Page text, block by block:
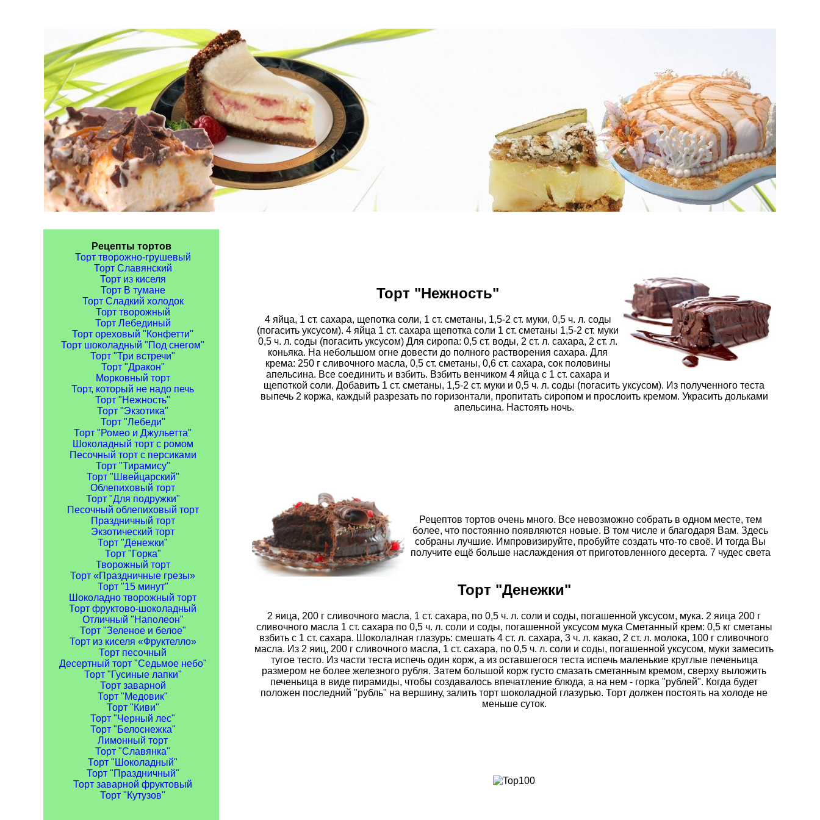
Рецепты тортов
Торт творожно-грушевый
Торт Славянский
Торт из киселя
Торт В тумане
Торт Сладкий холодок
Торт творожный
Торт Лебединый
Торт ореховый "Конфетти"
Торт шоколадный "Под снегом"
Торт "Три встречи"
Торт "Дракон"
Морковный торт
Торт, который не надо печь
Торт "Нежность"
Торт "Экзотика"
Торт "Лебеди"
Торт "Ромео и Джульетта"
Шоколадный торт с ромом
Песочный торт с персиками
Торт "Тирамису"
Торт "Швейцарский"
Облепиховый торт
Торт "Для подружки"
Песочный облепиховый торт
Праздничный торт
Экзотический торт
Торт "Денежки"
Торт "Горка"
Творожный торт
Торт «Праздничные грезы»
Торт "15 минут"
Шоколадно творожный торт
Торт фруктово-шоколадный
Отличный "Наполеон"
Торт "Зеленое и белое"
Торт из киселя «Фруктелло»
Торт песочный
Десертный торт "Седьмое небо"
Торт "Гусиные лапки"
Торт заварной
Торт "Медовик"
Торт "Киви"
Торт "Черный лес"
Торт "Белоснежка"
Лимонный торт
Торт "Славянка"
Торт "Шоколадный"
Торт "Праздничный"
Торт заварной фруктовый
Торт "Кутузов"
Торт "Нежность"
4 яйца, 1 ст. сахара, щепотка соли, 1 ст. сметаны, 1,5-2 ст. муки, 0,5 ч. л. соды
(погасить уксусом). 4 яйца 1 ст. сахара щепотка соли 1 ст. сметаны 1,5-2 ст. муки
0,5 ч. л. соды (погасить уксусом) Для сиропа: 0,5 ст. воды, 2 ст. л. сахара, 2 ст. л.
коньяка. На небольшом огне довести до полного растворения сахара. Для
крема: 250 г сливочного масла, 0,5 ст. сметаны, 0,6 ст. сахара, сок половины
апельсина. Все соединить и взбить. Взбить венчиком 4 яйца с 1 ст. сахара и
щепоткой соли. Добавить 1 ст. сметаны, 1,5-2 ст. муки и 0,5 ч. л. соды (погасить уксусом). Из полученного теста
выпечь 2 коржа, каждый разрезать по горизонтали, пропитать сиропом и прослоить кремом. Украсить дольками
апельсина. Настоять ночь.
Рецептов тортов очень много. Все невозможно собрать в одном месте, тем
более, что постоянно появляются новые. В том числе и благодаря Вам. Здесь
собраны лучшие. Импровизируйте, пробуйте создать что-то своё. И тогда Вы
получите ещё больше наслаждения от приготовленного десерта. 7 чудес света
Торт "Денежки"
2 яица, 200 г сливочного масла, 1 ст. сахара, по 0,5 ч. л. соли и соды, погашенной уксусом, мука. 2 яица 200 г
сливочного масла 1 ст. сахара по 0,5 ч. л. соли и соды, погашенной уксусом мука Сметанный крем: 0,5 кг сметаны
взбить с 1 ст. сахара. Шоколалная глазурь: смешать 4 ст. л. сахара, 3 ч. л. какао, 2 ст. л. молока, 100 г сливочного
масла. Из 2 яиц, 200 г сливочного масла, 1 ст. сахара, по 0,5 ч. л. соли и соды, погашенной уксусом, муки замесить
тугое тесто. Из части теста испечь один корж, а из оставшегося теста испечь маленькие круглые печеньица
размером не более железного рубля. Затем большой корж густо смазать сметанным кремом, сверху выложить
печеньица в виде пирамиды, чтобы создавалось впечатление блюда, а на нем - горка "рублей". Когда будет
положен последний "рубль" на вершину, залить торт шоколадной глазурью. Торт должен постоять на холоде не
меньше суток.